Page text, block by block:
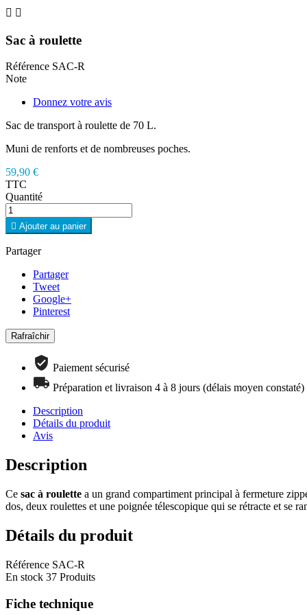
 
Sac à roulette
Référence SAC-R
Note
Donnez votre avis
Sac de transport à roulette de 70 L.
Muni de renforts et de nombreuses poches.
59,90 €
TTC
Quantité
 Ajouter au panier
Partager
Partager
Tweet
Google+
Pinterest
Paiement sécurisé
Préparation et livraison 4 à 8 jours (délais moyen constaté)
Description
Détails du produit
Avis
Description
Ce sac à roulette a un grand compartiment principal à fermeture
dos, deux roulettes et une poignée télescopique qui se rétracte et se
Détails du produit
Référence SAC-R
En stock 37 Produits
Fiche technique